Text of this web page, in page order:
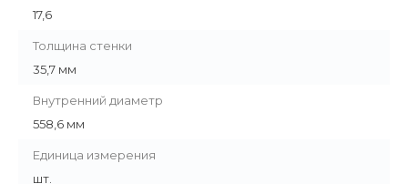
17,6
Толщина стенки
35,7 мм
Внутренний диаметр
558,6 мм
Единица измерения
шт.